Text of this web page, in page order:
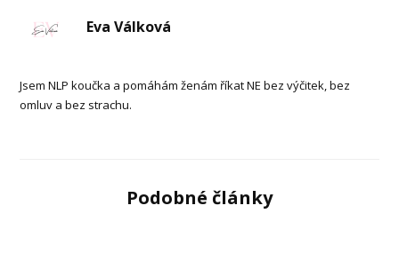
Eva Válková
Jsem NLP koučka a pomáhám ženám říkat NE bez výčitek, bez
omluv a bez strachu.
Podobné články